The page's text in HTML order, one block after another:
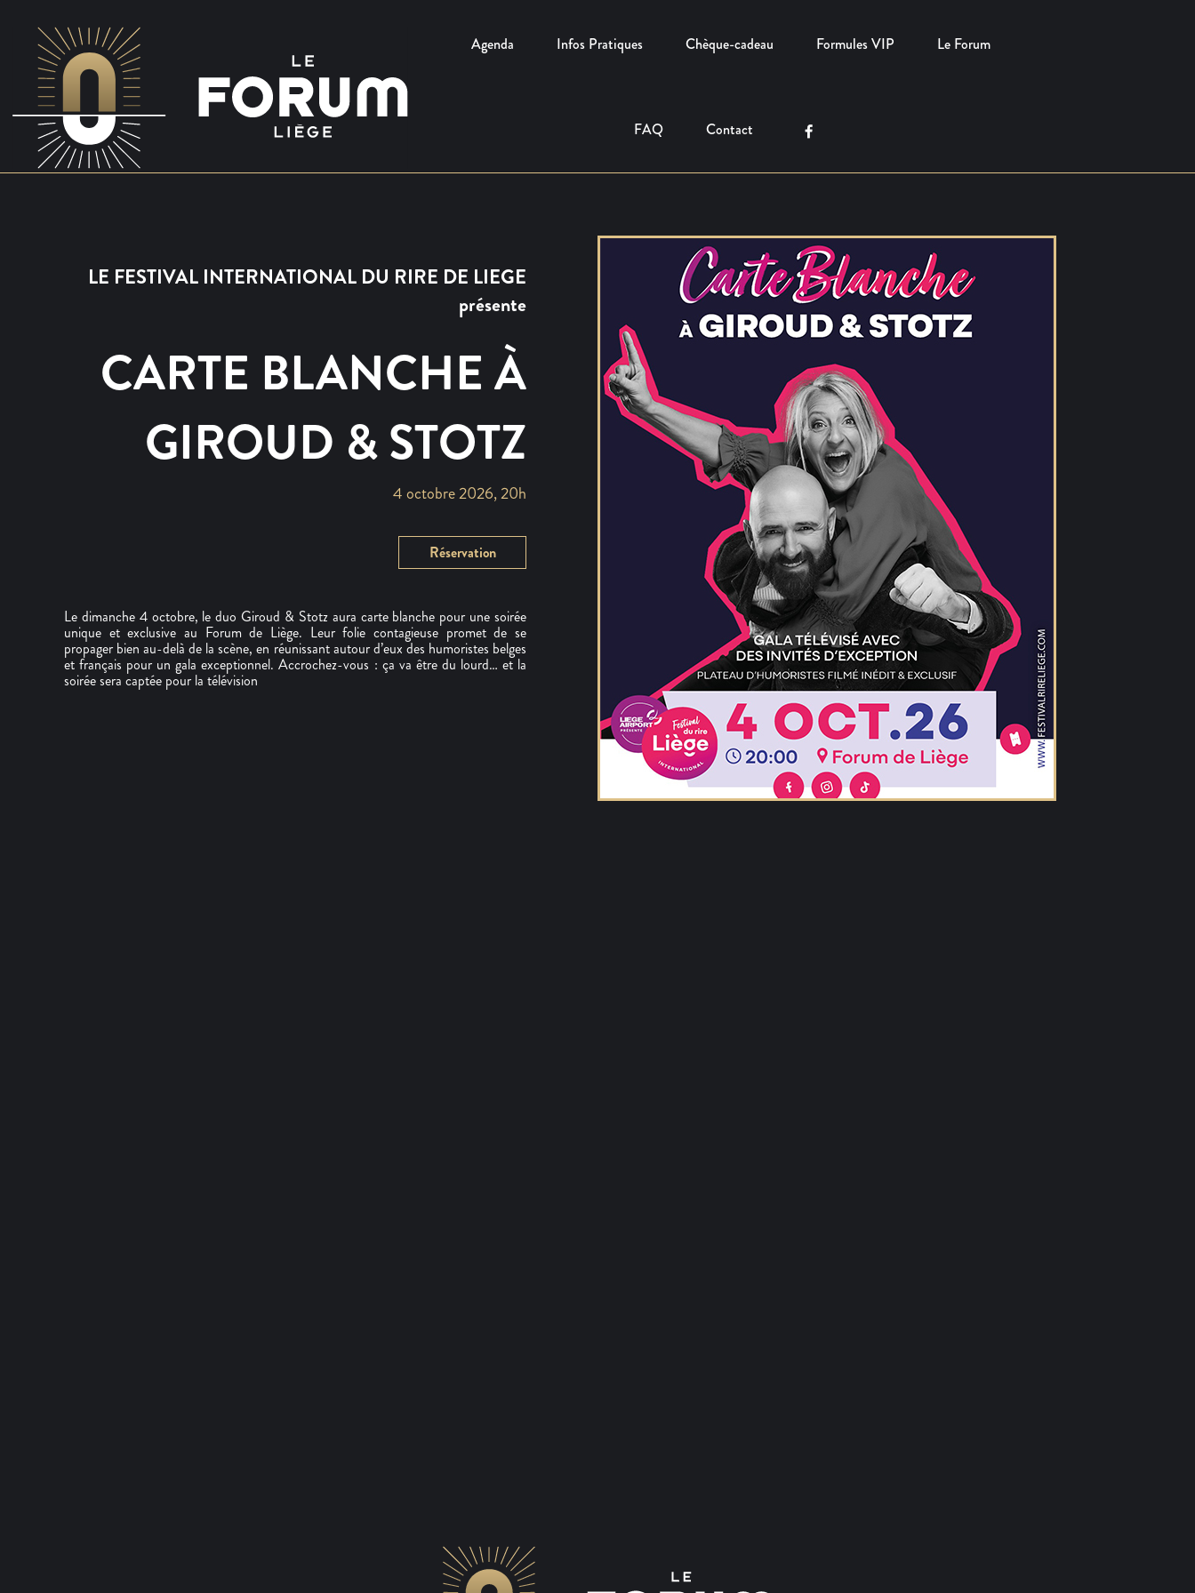
Agenda Infos Pratiques Chèque-cadeau Formules VIP Le Forum
FAQ Contact
LE FESTIVAL INTERNATIONAL DU RIRE DE LIEGE
présente
CARTE BLANCHE À
GIROUD & STOTZ
4 octobre 2026, 20h
Réservation
Le dimanche 4 octobre, le duo Giroud & Stotz aura carte blanche pour une soirée
unique et exclusive au Forum de Liège. Leur folie contagieuse promet de se
propager bien au-delà de la scène, en réunissant autour d’eux des humoristes belges
et français pour un gala exceptionnel. Accrochez-vous : ça va être du lourd… et la
soirée sera captée pour la télévision